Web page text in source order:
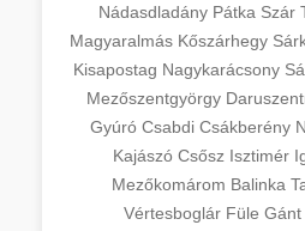
Nádasdladány Pátka Szár
Magyaralmás Kőszárhegy
Kisapostag Nagykarácsony
Mezőszentgyörgy
Gyúró Csabdi Csákberény
Kajászó Csősz Isztimér
Mezőkomárom Balinka
Vértesboglár Füle Gánt